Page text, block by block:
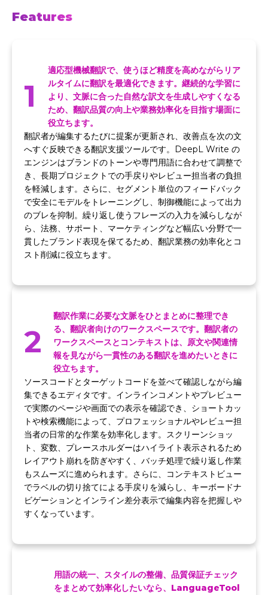
Features
1
適応型機械翻訳で、使うほど精度を高めながらリア
ルタイムに翻訳を最適化できます。継続的な学習に
より、文脈に合った自然な訳文を生成しやすくなる
ため、翻訳品質の向上や業務効率化を目指す場面に
役立ちます。
翻訳者が編集するたびに提案が更新され、改善点を次の文
へすぐ反映できる翻訳支援ツールです。DeepL Write の
エンジンはブランドのトーンや専門用語に合わせて調整で
き、長期プロジェクトでの手戻りやレビュー担当者の負担
を軽減します。さらに、セグメント単位のフィードバック
で安全にモデルをトレーニングし、制御機能によって出力
のブレを抑制。繰り返し使うフレーズの入力を減らしなが
ら、法務、サポート、マーケティングなど幅広い分野で一
貫したブランド表現を保てるため、翻訳業務の効率化とコ
スト削減に役立ちます。
2
翻訳作業に必要な文脈をひとまとめに整理でき
る、翻訳者向けのワークスペースです。翻訳者の
ワークスペースとコンテキストは、原文や関連情
報を見ながら一貫性のある翻訳を進めたいときに
役立ちます。
ソースコードとターゲットコードを並べて確認しながら編
集できるエディタです。インラインコメントやプレビュー
で実際のページや画面での表示を確認でき、ショートカッ
トや検索機能によって、プロフェッショナルやレビュー担
当者の日常的な作業を効率化します。スクリーンショッ
ト、変数、プレースホルダーはハイライト表示されるため
レイアウト崩れを防ぎやすく、バッチ処理で繰り返し作業
もスムーズに進められます。さらに、コンテキストビュー
でラベルの切り捨てによる手戻りを減らし、キーボードナ
ビゲーションとインライン差分表示で編集内容を把握しや
すくなっています。
用語の統一、スタイルの整備、品質保証チェック
をまとめて効率化したいなら、LanguageTool